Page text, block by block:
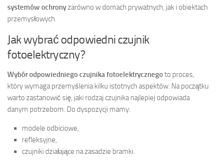
systemów ochronyzarówno w domach prywatnych, jak i obiektach
przemysłowych.
Jak wybrać odpowiedni czujnik
fotoelektryczny?
Wybór odpowiedniego czujnika fotoelektrycznegoto proces,
który wymaga przemyślenia kilku istotnych aspektów. Na początku
warto zastanowić się, jaki rodzaj czujnika najlepiej odpowiada
danym potrzebom. Do dyspozycji mamy:
modele odbiciowe,
refleksyjne,
czujniki działające na zasadzie bramki.